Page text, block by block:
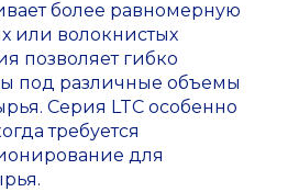
более равномерную
или волокнистых
позволяет гибко
под различные объемы
Серия LTC особенно
требуется
для